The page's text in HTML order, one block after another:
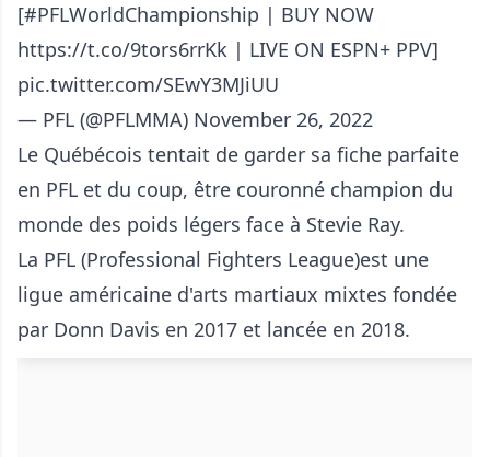
[#PFLWorldChampionship | BUY NOW
https://t.co/9tors6rrKk | LIVE ON ESPN+ PPV]
pic.twitter.com/SEwY3MJiUU
— PFL (@PFLMMA) November 26, 2022
Le Québécois tentait de garder sa fiche parfaite
en PFL et du coup, être couronné champion du
monde des poids légers face à Stevie Ray.
La PFL (Professional Fighters League)est une
ligue américaine d'arts martiaux mixtes fondée
par Donn Davis en 2017 et lancée en 2018.